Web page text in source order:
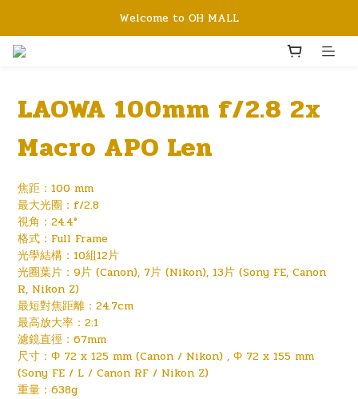
Welcome to OH MALL
LAOWA 100mm f/2.8 2x
Macro APO Len
焦距：100 mm
最大光圈：f/2.8
視角：24.4°
格式：Full Frame
光學結構：10組12片
光圈葉片：9片 (Canon), 7片 (Nikon), 13片 (Sony FE, Canon
R, Nikon Z)
最短對焦距離：24.7cm
最高放大率：2:1
濾鏡直徑：67mm
尺寸：Ф 72 x 125 mm (Canon / Nikon) , Ф 72 x 155 mm
(Sony FE / L / Canon RF / Nikon Z)
重量：638g